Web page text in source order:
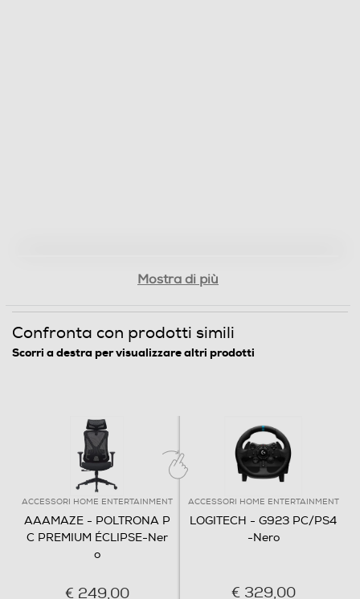
Mostra di più
Confronta con prodotti simili
Scorri a destra per visualizzare altri prodotti
ACCESSORI HOME ENTERTAINMENT
AAAMAZE - POLTRONA P
C PREMIUM ÉCLIPSE-Ner
o
€ 249,00
ACCESSORI HOME ENTERTAINMENT
LOGITECH - G923 PC/PS4
-Nero
€ 329,00